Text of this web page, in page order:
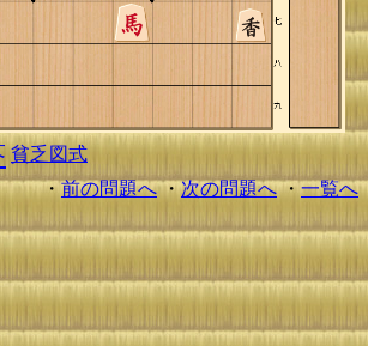
貧乏図式
・前の問題へ・次の問題へ・一覧へ